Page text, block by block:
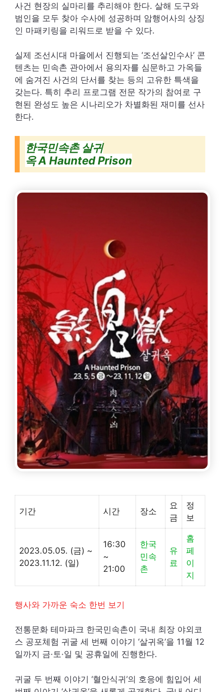
사건 현장의 실마리를 추리해야 한다. 살해 도구와
범인을 모두 찾아 수사에 성공하며 암행어사의 상징
인 마패키링을 리워드로 받을 수 있다.
실제 조선시대 마을에서 진행되는 ‘조선살인수사’ 콘
텐츠는 민속촌 관아에서 용의자를 심문하고 가옥들
에 숨겨진 사건의 단서를 찾는 등의 고유한 특색을
갖는다. 특히 추리 프로그램 전문 작가의 참여로 구
현된 완성도 높은 시나리오가 차별화된 재미를 선사
한다.
한국민속촌 살귀
옥 A Haunted Prison
기간 시간 장소
요
금
정
보
2023.05.05. (금) ~
2023.11.12. (일)
16:30
~
21:00
한국
민속
촌
유
료
홈
페
이
지
행사와 가까운 숙소 한번 보기
전통문화 테마파크 한국민속촌이 국내 최장 야외코
스 공포체험 귀굴 세 번째 이야기 ‘살귀옥’을 11월 12
일까지 금·토·일 및 공휴일에 진행한다.
귀굴 두 번째 이야기 ‘혈안식귀’의 호응에 힘입어 세